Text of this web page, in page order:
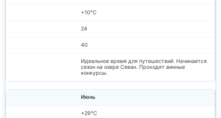
+10°C
24
40
Идеальное время для путешествий. Начинается
сезон на озере Севан. Проходят винные
конкурсы.
Июнь
+29°C